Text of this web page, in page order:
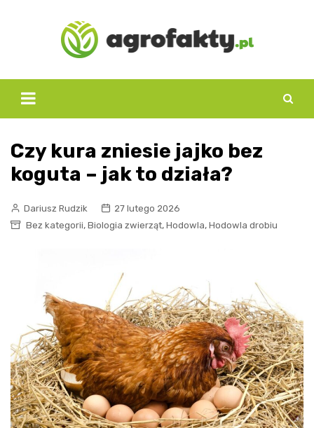
Czy kura zniesie jajko bez
koguta – jak to działa?
Dariusz Rudzik
27 lutego 2026
Bez kategorii, Biologia zwierząt, Hodowla, Hodowla drobiu